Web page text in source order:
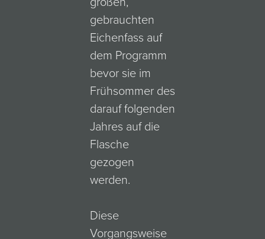
gebrauchten
Eichenfass auf
dem Programm
bevor sie im
Frühsommer des
darauf folgenden
Jahres auf die
Flasche
gezogen
werden.
Diese
Vorgangsweise